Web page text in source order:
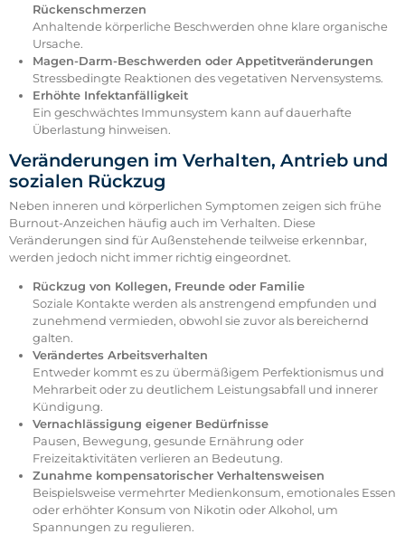
Rückenschmerzen
Anhaltende körperliche Beschwerden ohne klare organische
Ursache.
Magen-Darm-Beschwerden oder Appetitveränderungen
Stressbedingte Reaktionen des vegetativen Nervensystems.
Erhöhte Infektanfälligkeit
Ein geschwächtes Immunsystem kann auf dauerhafte
Überlastung hinweisen.
Veränderungen im Verhalten, Antrieb und
sozialen Rückzug
Neben inneren und körperlichen Symptomen zeigen sich frühe
Burnout-Anzeichen häufig auch im Verhalten. Diese
Veränderungen sind für Außenstehende teilweise erkennbar,
werden jedoch nicht immer richtig eingeordnet.
Rückzug von Kollegen, Freunde oder Familie
Soziale Kontakte werden als anstrengend empfunden und
zunehmend vermieden, obwohl sie zuvor als bereichernd
galten.
Verändertes Arbeitsverhalten
Entweder kommt es zu übermäßigem Perfektionismus und
Mehrarbeit oder zu deutlichem Leistungsabfall und innerer
Kündigung.
Vernachlässigung eigener Bedürfnisse
Pausen, Bewegung, gesunde Ernährung oder
Freizeitaktivitäten verlieren an Bedeutung.
Zunahme kompensatorischer Verhaltensweisen
Beispielsweise vermehrter Medienkonsum, emotionales Essen
oder erhöhter Konsum von Nikotin oder Alkohol, um
Spannungen zu regulieren.